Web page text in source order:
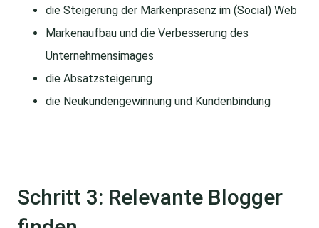
die Steigerung der Markenpräsenz im (Social) Web
Markenaufbau und die Verbesserung des
Unternehmensimages
die Absatzsteigerung
die Neukundengewinnung und Kundenbindung
Schritt 3: Relevante Blogger